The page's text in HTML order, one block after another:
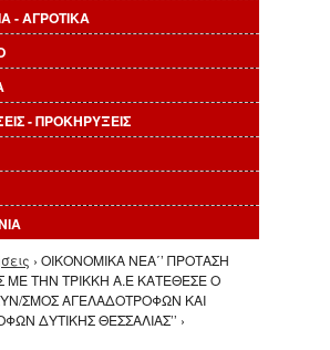
- ΑΓΡΟΤΙΚΑ
- ΠΡΟΚΗΡΥΞΕΙΣ
› ΟΙΚΟΝΟΜΙΚΑ ΝΕΑ΄’ ΠΡΟΤΑΣΗ
ΜΕ ΤΗΝ ΤΡΙΚΚΗ Α.Ε ΚΑΤΕΘΕΣΕ Ο
ΣΜΟΣ ΑΓΕΛΑΔΟΤΡΟΦΩΝ ΚΑΙ
ΔΥΤΙΚΗΣ ΘΕΣΣΑΛΙΑΣ’’ ›